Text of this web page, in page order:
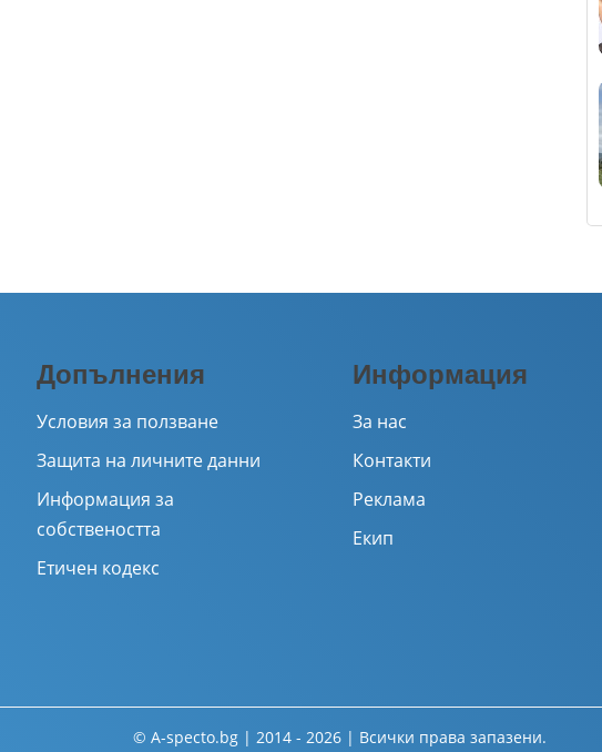
Допълнения
Условия за ползване
Защита на личните данни
Информация за
собствеността
Етичен кодекс
Информация
За нас
Контакти
Реклама
Екип
© A-specto.bg | 2014 - 2026 | Всички права запазени.